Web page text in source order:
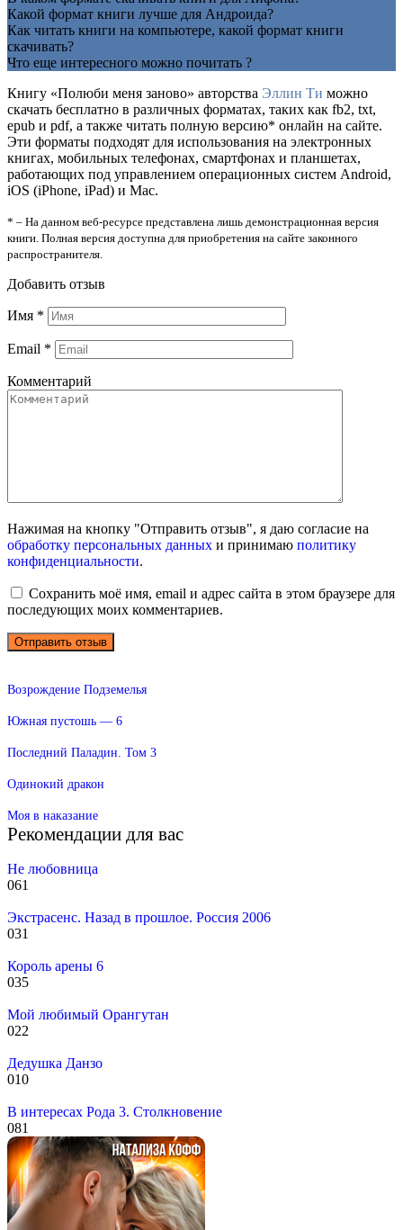
Какой формат книги лучше для Андроида?
Как читать книги на компьютере, какой формат книги
скачивать?
Что еще интересного можно почитать ?
Книгу «Полюби меня заново» авторства Эллин Ти можно
скачать бесплатно в различных форматах, таких как fb2, txt,
epub и pdf, а также читать полную версию* онлайн на сайте.
Эти форматы подходят для использования на электронных
книгах, мобильных телефонах, смартфонах и планшетах,
работающих под управлением операционных систем Android,
iOS (iPhone, iPad) и Mac.
* – На данном веб-ресурсе представлена лишь демонстрационная версия
книги. Полная версия доступна для приобретения на сайте законного
распространителя.
Добавить отзыв
Имя *
Email *
Комментарий
Нажимая на кнопку "Отправить отзыв", я даю согласие на
обработку персональных данных и принимаю политику
конфиденциальности.
Сохранить моё имя, email и адрес сайта в этом браузере для
последующих моих комментариев.
Возрождение Подземелья
Южная пустошь — 6
Последний Паладин. Том 3
Одинокий дракон
Моя в наказание
Рекомендации для вас
Не любовница
061
Экстрасенс. Назад в прошлое. Россия 2006
031
Король арены 6
035
Мой любимый Орангутан
022
Дедушка Данзо
010
В интересах Рода 3. Столкновение
081